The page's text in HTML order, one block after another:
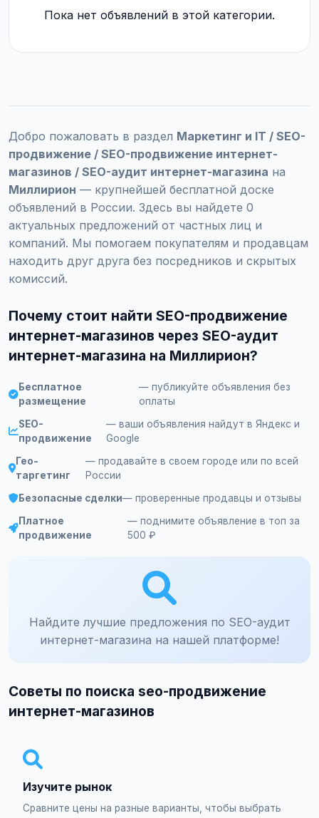
Пока нет объявлений в этой категории.
Добро пожаловать в раздел Маркетинг и IT / SEO-
продвижение / SEO-продвижение интернет-
магазинов / SEO-аудит интернет-магазина на
Миллирион — крупнейшей бесплатной доске
объявлений в России. Здесь вы найдете 0
актуальных предложений от частных лиц и
компаний. Мы помогаем покупателям и продавцам
находить друг друга без посредников и скрытых
комиссий.
Почему стоит найти SEO-продвижение
интернет-магазинов через SEO-аудит
интернет-магазина на Миллирион?
Бесплатное
размещение
— публикуйте объявления без
оплаты
SEO-
продвижение
— ваши объявления найдут в Яндекс и
Google
Гео-
таргетинг
— продавайте в своем городе или по всей
России
Безопасные сделки— проверенные продавцы и отзывы
Платное
продвижение
— поднимите объявление в топ за
500 ₽
Найдите лучшие предложения по SEO-аудит
интернет-магазина на нашей платформе!
Советы по поиска seo-продвижение
интернет-магазинов
Изучите рынок
Сравните цены на разные варианты, чтобы выбрать